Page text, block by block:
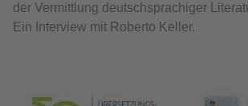
der Vermittlung deutschsprachiger
Ein Interview mit Roberto Keller.